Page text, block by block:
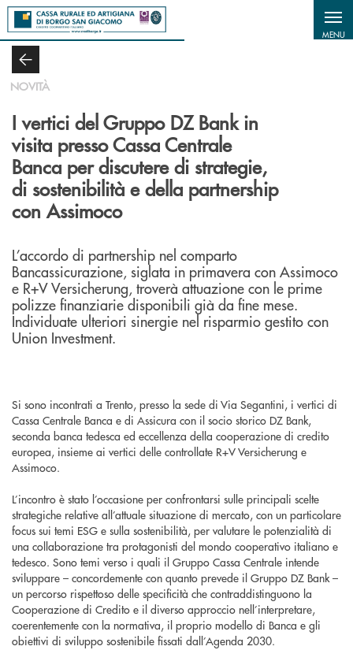
Salta al contenuto principale
MENU
NOVITÀ
I vertici del Gruppo DZ Bank in
visita presso Cassa Centrale
Banca per discutere di strategie,
di sostenibilità e della partnership
con Assimoco
L’accordo di partnership nel comparto
Bancassicurazione, siglata in primavera con Assimoco
e R+V Versicherung, troverà attuazione con le prime
polizze finanziarie disponibili già da fine mese.
Individuate ulteriori sinergie nel risparmio gestito con
Union Investment.
Si sono incontrati a Trento, presso la sede di Via Segantini, i vertici di
Cassa Centrale Banca e di Assicura con il socio storico DZ Bank,
seconda banca tedesca ed eccellenza della cooperazione di credito
europea, insieme ai vertici delle controllate R+V Versicherung e
Assimoco.
L’incontro è stato l’occasione per confrontarsi sulle principali scelte
strategiche relative all’attuale situazione di mercato, con un particolare
focus sui temi ESG e sulla sostenibilità, per valutare le potenzialità di
una collaborazione tra protagonisti del mondo cooperativo italiano e
tedesco. Sono temi verso i quali il Gruppo Cassa Centrale intende
sviluppare – concordemente con quanto prevede il Gruppo DZ Bank –
un percorso rispettoso delle specificità che contraddistinguono la
Cooperazione di Credito e il diverso approccio nell’interpretare,
coerentemente con la normativa, il proprio modello di Banca e gli
obiettivi di sviluppo sostenibile fissati dall’Agenda 2030.